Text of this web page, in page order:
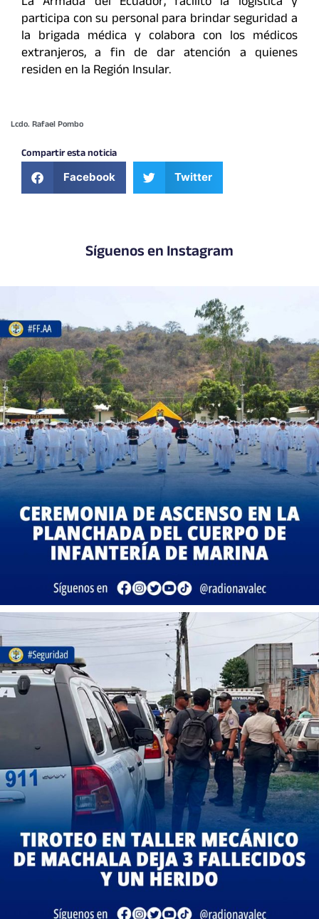
participa con su personal para brindar seguridad a
la brigada médica y colabora con los médicos
extranjeros, a fin de dar atención a quienes
residen en la Región Insular.
Lcdo. Rafael Pombo
Compartir esta noticia
Facebook Twitter
Síguenos en Instagram